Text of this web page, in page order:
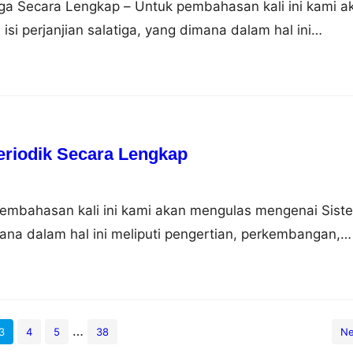
Secara Lengkap – Untuk pembahasan kali ini kami
isi perjanjian salatiga, yang dimana dalam hal ini
belakang, isi dan dampaknya, nah untuk lebih dapat
ulasan selengkapnya dibawah ini. Pengertian
Secara Lengkap
kali ini kami akan mengulas mengenai
dalam hal ini meliputi pengertian, perkembangan,
sifat, gambar dan contoh, nah agar dapat lebih
simak ulasan selengkapnya dibawah ini. Pengertian
3 4 5 … 38